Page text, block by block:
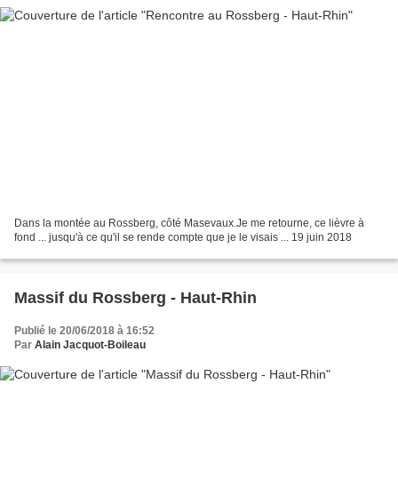
Dans la montée au Rossberg, côté Masevaux.Je me retourne, ce lièvre à
fond ... jusqu'à ce qu'il se rende compte que je le visais ... 19 juin 2018
Massif du Rossberg - Haut-Rhin
Publié le 20/06/2018 à 16:52
Par Alain Jacquot-Boileau